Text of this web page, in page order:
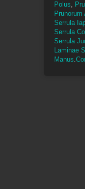
Polus,
Prunorum
Serrula
Serrula
Serrula
Laminae
Manus.